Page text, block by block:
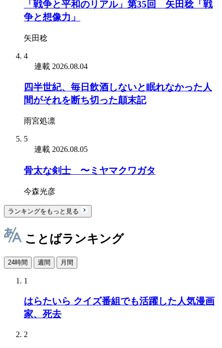
「戦争と平和のリアル」第35回 矢田稔「戦
争と想像力」
矢田稔
4
連載 2026.08.04
四半世紀、毎日飲酒しないと眠れなかった人
間がそれを断ち切った顛末記
雨宮処凛
5
連載 2026.08.05
骨太な剣士 〜ミヤマクワガタ
今森光彦
ランキングをもっと見る
ことばランキング
24時間 週間 月間
1
はらたいら クイズ番組でも活躍した人気漫画
家、死去
2